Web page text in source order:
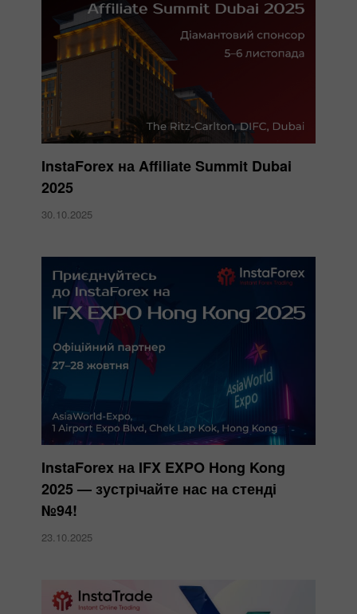
InstaForex на Affiliate Summit Dubai
2025
30.10.2025
InstaForex на IFX EXPO Hong Kong
2025 — зустрічайте нас на стенді
№94!
23.10.2025